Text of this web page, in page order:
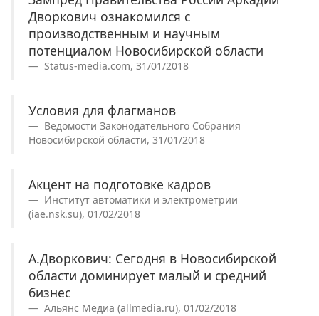
Дворкович ознакомился с
производственным и научным
потенциалом Новосибирской области
Status-media.com, 31/01/2018
Условия для флагманов
Ведомости Законодательного Собрания
Новосибирской области, 31/01/2018
Акцент на подготовке кадров
Институт автоматики и электрометрии
(iae.nsk.su), 01/02/2018
А.Дворкович: Сегодня в Новосибирской
области доминирует малый и средний
бизнес
Альянс Медиа (allmedia.ru), 01/02/2018